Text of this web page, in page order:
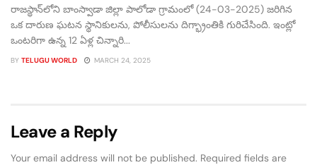
రాజస్థాన్‌లోని బాంస్వాడా జిల్లా పాలోడా గ్రామంలో (24-03-2025) జరిగిన
ఒక దారుణ ఘటన స్థానికులను, పోలీసులను దిగ్భ్రాంతికి గురిచేసింది. ఇంట్లో
ఒంటరిగా ఉన్న 12 ఏళ్ల చిన్నారి...
BY TELUGU WORLD MARCH 24, 2025
Leave a Reply
Your email address will not be published. Required fields are